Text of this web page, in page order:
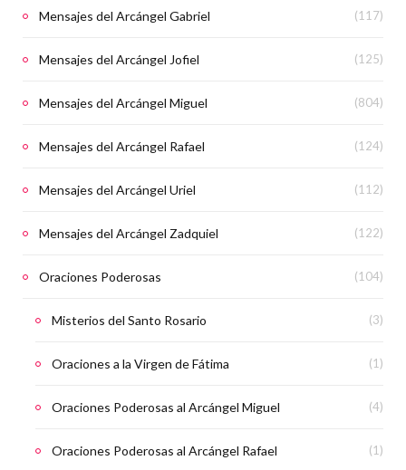
Mensajes del Arcángel Gabriel (117)
Mensajes del Arcángel Jofiel (125)
Mensajes del Arcángel Miguel (804)
Mensajes del Arcángel Rafael (124)
Mensajes del Arcángel Uriel (112)
Mensajes del Arcángel Zadquiel (122)
Oraciones Poderosas (104)
Misterios del Santo Rosario (3)
Oraciones a la Virgen de Fátima (1)
Oraciones Poderosas al Arcángel Miguel (4)
Oraciones Poderosas al Arcángel Rafael (1)